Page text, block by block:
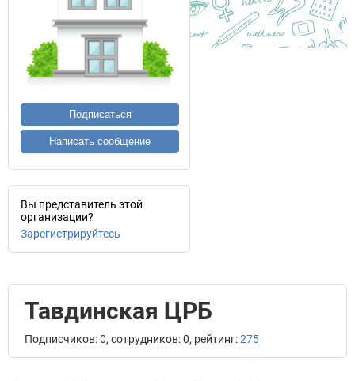
Подписаться
Написать сообщение
Вы представитель этой
организации?
Зарегистрируйтесь
Тавдинская ЦРБ
Подписчиков: 0, сотрудников: 0, рейтинг:275